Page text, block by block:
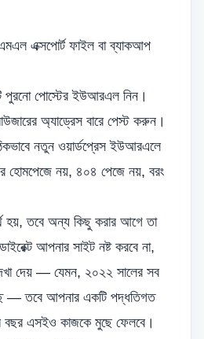
এক্সপোর্ট ফাইল বা ব্যাকআপ
পুরনো পোস্টের ইউআরএল নিন।
অ্যাড্রেস বারে পেস্ট করুন।
নতুন ওয়ার্ডপ্রেস ইউআরএলে
হোমপেজে নয়, ৪০৪ পেজে নয়, বরং
হয়, তবে অন্য কিছু করার আগে তা
আপনার সাইট নষ্ট করবে না,
দেয় — যেমন, ২০২২ সালের সব
— তবে আপনার একটি পদ্ধতিগত
বছর এসইও কাজকে মুছে ফেলবে।